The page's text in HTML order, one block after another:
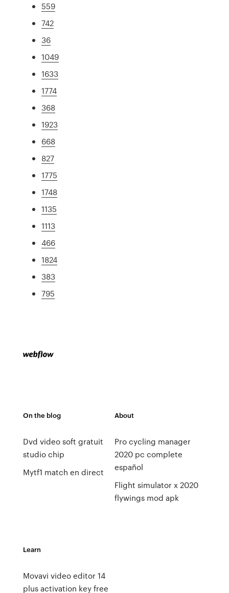
559
742
36
1049
1633
1774
368
1923
668
827
1775
1748
1135
1113
466
1824
383
795
On the blog
Dvd video soft gratuit
studio chip
Mytf1 match en direct
About
Pro cycling manager
2020 pc complete
español
Flight simulator x 2020
flywings mod apk
Learn
Movavi video editor 14
plus activation key free